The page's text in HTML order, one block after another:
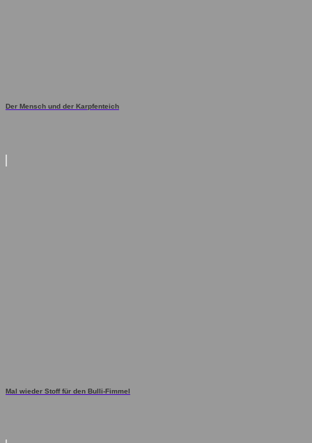
Der Mensch und der Karpfenteich
Mal wieder Stoff für den Bulli-Fimmel